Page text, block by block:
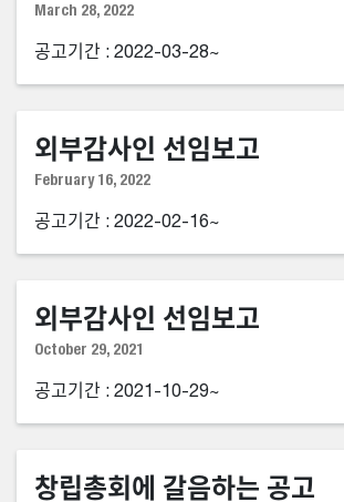
March 28, 2022
공고기간 : 2022-03-28~
외부감사인 선임보고
February 16, 2022
공고기간 : 2022-02-16~
외부감사인 선임보고
October 29, 2021
공고기간 : 2021-10-29~
창립총회에 갈음하는 공고